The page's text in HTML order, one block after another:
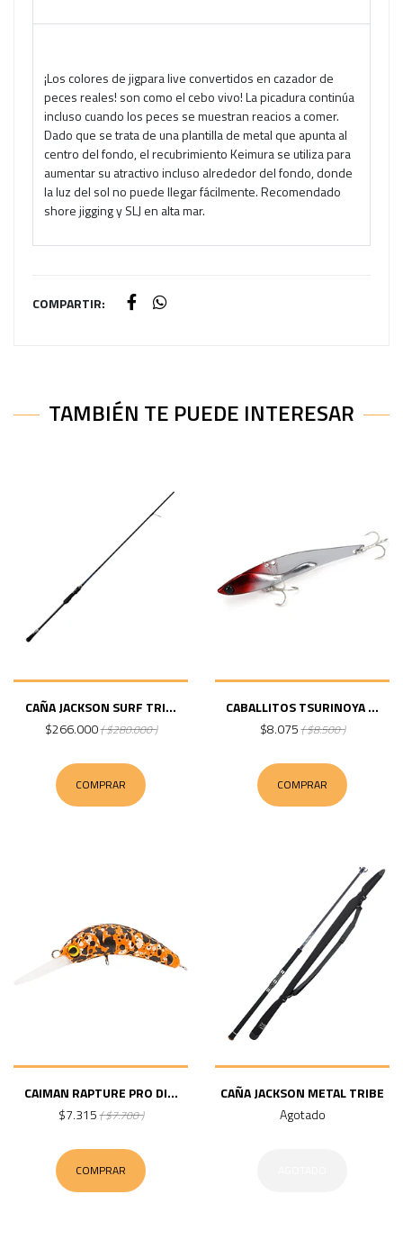
¡Los colores de jigpara live convertidos en cazador de
peces reales! son como el cebo vivo! La picadura continúa
incluso cuando los peces se muestran reacios a comer.
Dado que se trata de una plantilla de metal que apunta al
centro del fondo, el recubrimiento Keimura se utiliza para
aumentar su atractivo incluso alrededor del fondo, donde
la luz del sol no puede llegar fácilmente. Recomendado
shore jigging y SLJ en alta mar.
COMPARTIR:
TAMBIÉN TE PUEDE INTERESAR
CAÑA JACKSON SURF TRI...
$266.000( $280.000 )
COMPRAR
CABALLITOS TSURINOYA ...
$8.075( $8.500 )
COMPRAR
CAIMAN RAPTURE PRO DI...
$7.315( $7.700 )
COMPRAR
CAÑA JACKSON METAL TRIBE
Agotado